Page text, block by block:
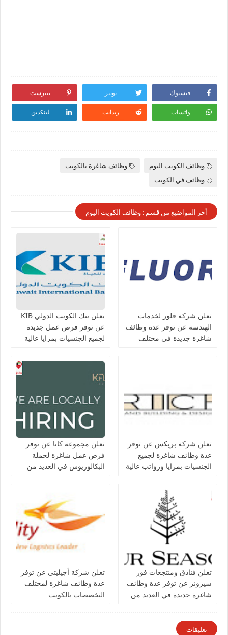
فيسبوك تويتر بنترست
واتساب ريدايت لينكدين
وظائف الكويت اليوم
وظائف شاغرة بالكويت
وظائف في الكويت
أخر المواضيع من قسم : وظائف الكويت اليوم
تعلن شركة فلور لخدمات
الهندسة عن توفر عدة وظائف
شاغرة جديدة في مختلف
يعلن بنك الكويت الدولي KIB
عن توفر فرص عمل جديدة
لجميع الجنسيات بمزايا عالية
تعلن شركة بريكس عن توفر
عدة وظائف شاغرة لجميع
الجنسيات بمزايا ورواتب عالية
تعلن مجموعة كانا عن توفر
فرص عمل شاغرة لحملة
البكالوريوس في العديد من
تعلن فنادق ومنتجعات فور
سيزونز‏ عن توفر عدة وظائف
شاغرة جديدة في العديد من
تعلن شركة أجيليتي عن توفر
عدة وظائف شاغرة لمختلف
التخصصات بالكويت
تعليقات